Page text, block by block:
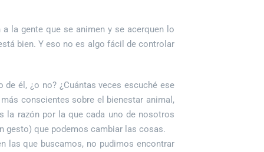
la gente que se animen y se acerquen lo
bien. Y eso no es algo fácil de controlar
él, ¿o no? ¿Cuántas veces escuché ese
conscientes sobre el bienestar animal,
la razón por la que cada uno de nosotros
gesto) que podemos cambiar las cosas.
las que buscamos, no pudimos encontrar